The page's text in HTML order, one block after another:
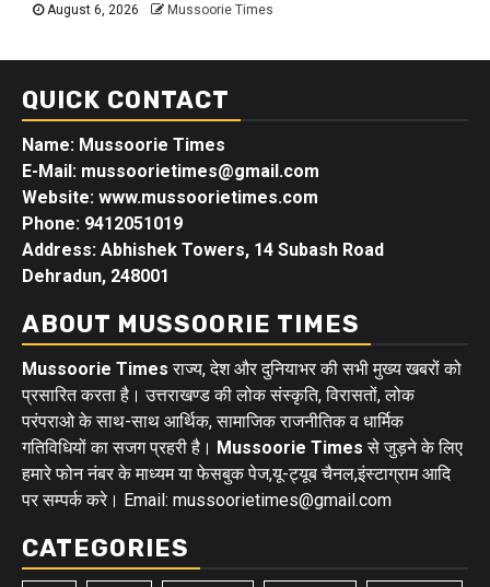
August 6, 2026 Mussoorie Times
QUICK CONTACT
Name: Mussoorie Times
E-Mail: mussoorietimes@gmail.com
Website: www.mussoorietimes.com
Phone: 9412051019
Address: Abhishek Towers, 14 Subash Road
Dehradun, 248001
ABOUT MUSSOORIE TIMES
Mussoorie Times राज्य, देश और दुनियाभर की सभी मुख्य खबरों को
प्रसारित करता है। उत्तराखण्ड की लोक संस्कृति, विरासतों, लोक
परंपराओ के साथ-साथ आर्थिक, सामाजिक राजनीतिक व धार्मिक
गतिविधियों का सजग प्रहरी है। Mussoorie Times से जुड़ने के लिए
हमारे फोन नंबर के माध्यम या फेसबुक पेज,यू-ट्यूब चैनल,इंस्टाग्राम आदि
पर सम्पर्क करे। Email: mussoorietimes@gmail.com
CATEGORIES